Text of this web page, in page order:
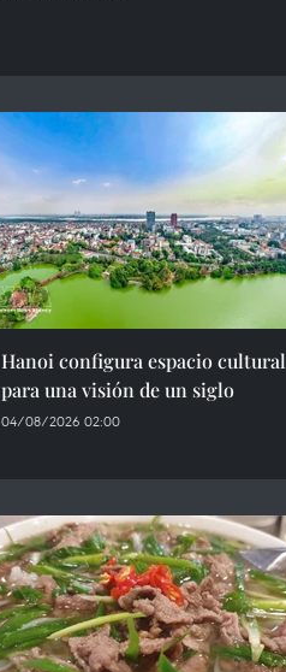
Hanoi configura espacio cultural
para una visión de un siglo
04/08/2026 02:00